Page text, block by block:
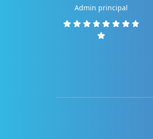
Admin principal